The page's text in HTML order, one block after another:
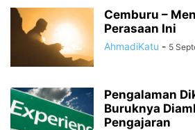
Cemburu –
Perasaan Ini
AhmadiKatu - 5
Pengalaman
Buruknya
Pengajaran